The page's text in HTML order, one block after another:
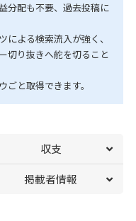
分配も不要、過去投稿に
よる検索流入が強く、
切り抜きへ舵を切ること
と取得できます。
収支
掲載者情報